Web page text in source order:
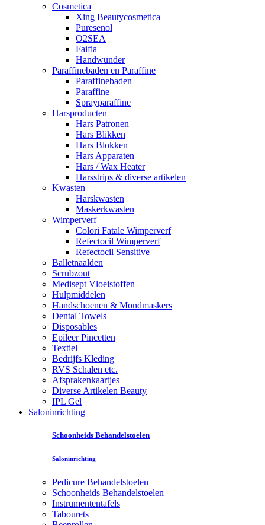
Cosmetica
Xing Beautycosmetica
Puresenol
O2SEA
Faifia
Handwunder
Paraffinebaden en Paraffine
Paraffinebaden
Paraffine
Sprayparaffine
Harsproducten
Hars Patronen
Hars Blikken
Hars Blokken
Hars Apparaten
Hars / Wax Heater
Harsstrips & diverse artikelen
Kwasten
Harskwasten
Maskerkwasten
Wimperverf
Colori Fatale Wimperverf
Refectocil Wimperverf
Refectocil Sensitive
Balletnaalden
Scrubzout
Medisept Vloeistoffen
Hulpmiddelen
Handschoenen & Mondmaskers
Dental Towels
Disposables
Epileer Pincetten
Textiel
Bedrijfs Kleding
RVS Schalen etc.
Afsprakenkaartjes
Diverse Artikelen Beauty
IPL Gel
Saloninrichting
Schoonheids Behandelstoelen
Saloninrichting
Pedicure Behandelstoelen
Schoonheids Behandelstoelen
Instrumententafels
Tabourets